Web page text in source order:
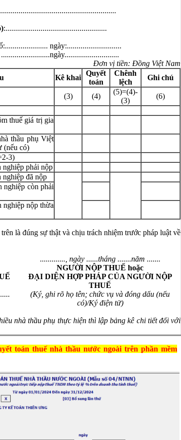
:....................................................
ngày:............................
tiền: Đồng Việt Nam
Kê khai
Quyết
toán
Chênh
lệch
Ghi chú
(3) (4)
(5)=(4)-
(3)
(6)
thuế giá trị gia
thầu phụ Việt
(nếu có)
3)
nghiệp phải nộp
nghiệp đã nộp
nghiệp còn phải
nghiệp nộp thừa
là đúng sự thật và chịu trách nhiệm trước pháp luật về
............., ngày ......tháng .......năm .......
NGƯỜI NỘP THUẾ hoặc
ĐẠI DIỆN HỢP PHÁP CỦA NGƯỜI NỘP
THUẾ
(Ký, ghi rõ họ tên; chức vụ và đóng dấu (nếu
có)/Ký điện tử)
nhà thầu phụ thực hiện thì lập bảng kê chi tiết đối với
toán thuế nhà thầu nước ngoài trên phần mềm